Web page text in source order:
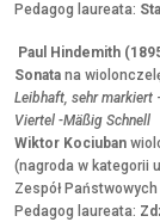
Pedagog laureata:
Paul Hindemith
Sonata na
Leibhaft, sehr markiert
Viertel -Mäßig Schnell
Wiktor Kociuban
(nagroda w kategorii
Zespół
Pedagog laureata: